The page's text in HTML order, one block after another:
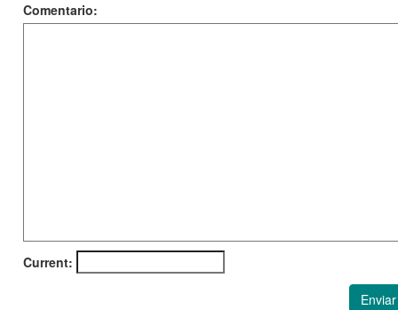
Comentario:
Current:
Enviar